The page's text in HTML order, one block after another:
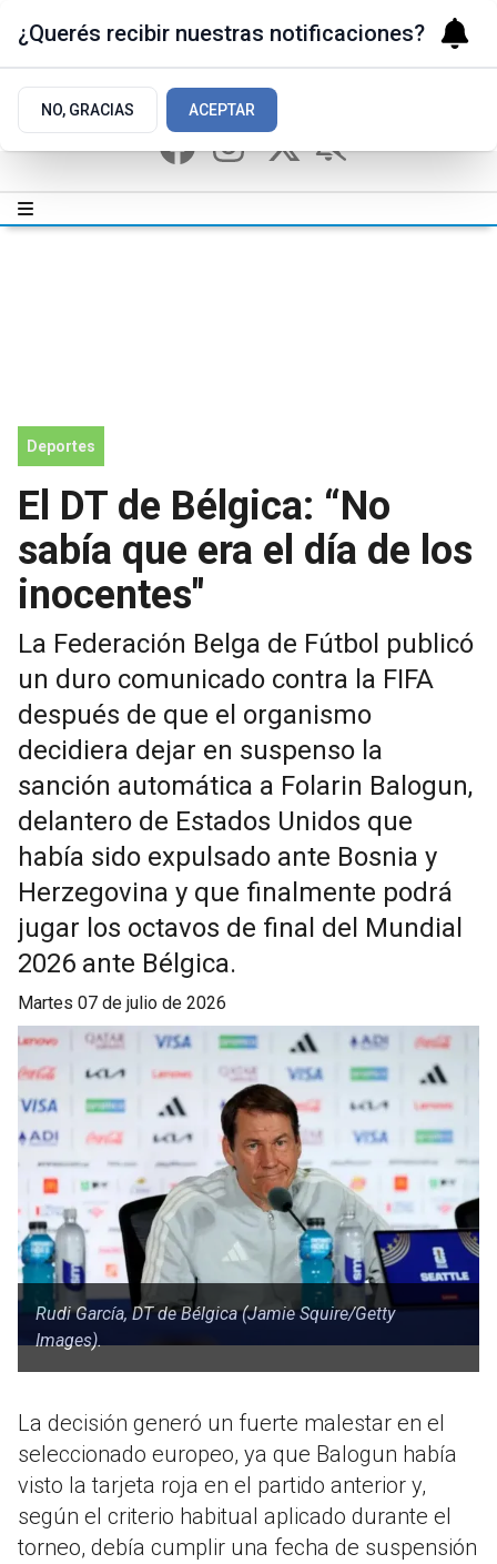
Deportes
El DT de Bélgica: “No
sabía que era el día de los
inocentes"
La Federación Belga de Fútbol publicó
un duro comunicado contra la FIFA
después de que el organismo
decidiera dejar en suspenso la
sanción automática a Folarin Balogun,
delantero de Estados Unidos que
había sido expulsado ante Bosnia y
Herzegovina y que finalmente podrá
jugar los octavos de final del Mundial
2026 ante Bélgica.
martes 07 de julio de 2026
Rudi García, DT de Bélgica (Jamie Squire/Getty
Images).
La decisión generó un fuerte malestar en el
seleccionado europeo, ya que Balogun había
visto la tarjeta roja en el partido anterior y,
según el criterio habitual aplicado durante el
torneo, debía cumplir una fecha de suspensión
¿Querés recibir nuestras notificaciones?
NO, GRACIAS ACEPTAR